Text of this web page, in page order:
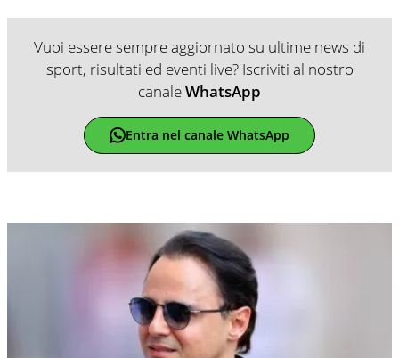
Vuoi essere sempre aggiornato su ultime news di
sport, risultati ed eventi live? Iscriviti al nostro
canaleWhatsApp
Entra nel canale WhatsApp